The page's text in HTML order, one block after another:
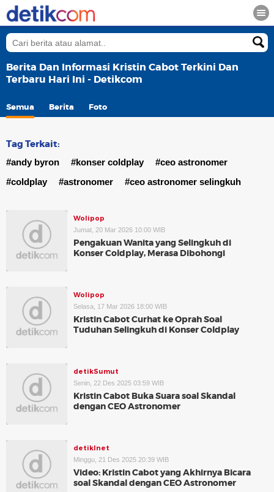
Berita Dan Informasi Kristin Cabot Terkini Dan
Terbaru Hari Ini - Detikcom
Semua Berita Foto
Tag Terkait:
#andy byron #konser coldplay
#ceo astronomer
#coldplay
#astronomer #ceo astronomer selingkuh
Wolipop
Jumat, 20 Mar 2026 10:00 WIB
Pengakuan Wanita yang Selingkuh di
Konser Coldplay, Merasa Dibohongi
Wolipop
Selasa, 17 Mar 2026 18:00 WIB
Kristin Cabot Curhat ke Oprah Soal
Tuduhan Selingkuh di Konser Coldplay
detikSumut
Senin, 22 Des 2025 03:59 WIB
Kristin Cabot Buka Suara soal Skandal
dengan CEO Astronomer
detikInet
Minggu, 21 Des 2025 20:39 WIB
Video: Kristin Cabot yang Akhirnya Bicara
soal Skandal dengan CEO Astronomer